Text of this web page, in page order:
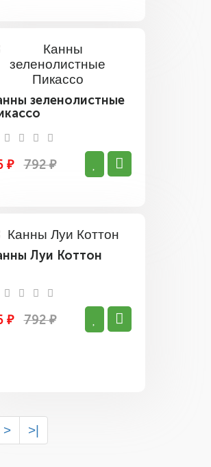
зеленолистные
₽ 792 ₽
Луи Коттон
₽ 792 ₽
> >|